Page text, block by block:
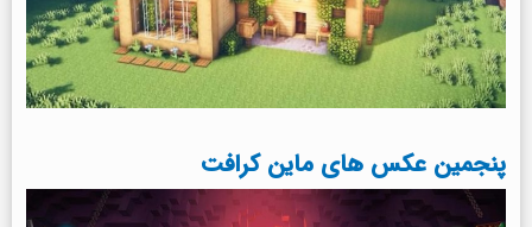
پنجمین عکس های ماین کرافت